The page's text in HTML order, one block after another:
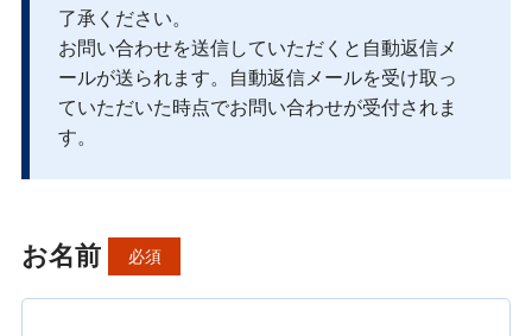
了承ください。
お問い合わせを送信していただくと自動返信メ
ールが送られます。自動返信メールを受け取っ
ていただいた時点でお問い合わせが受付されま
す。
お名前 必須